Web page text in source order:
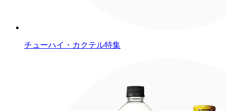
チューハイ・カクテル特集